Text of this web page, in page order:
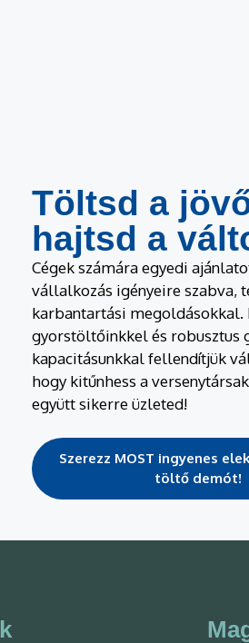
Töltsd a
hajtsd a
Cégek számára egyedi
vállalkozás igényeire szabva,
karbantartási megoldásokkal.
gyorstöltőinkkel és robusztus
kapacitásunkkal fellendítjük
hogy kitűnhess a
együtt sikerre üzleted!
Szerezz MOST ingyenes
töltő demót!